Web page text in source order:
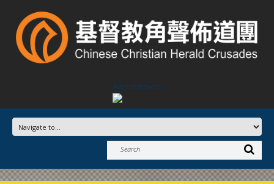
Advertisement